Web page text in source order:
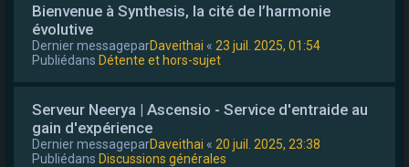
Bienvenue à Synthesis, la cité de l’harmonie
évolutive
Dernier messageparDaveithai « 23 juil. 2025, 01:54
Publiédans Détente et hors-sujet
Serveur Neerya | Ascensio - Service d'entraide au
gain d'expérience
Dernier messageparDaveithai « 20 juil. 2025, 23:38
Publiédans Discussions générales